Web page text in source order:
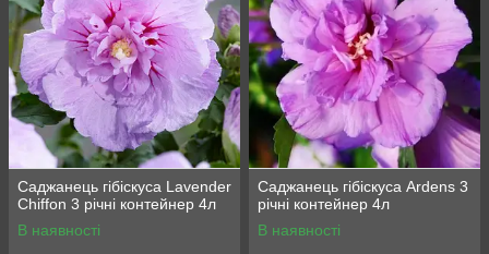
Саджанець гібіскуса Lavender
Chiffon 3 річні контейнер 4л
В наявності
Саджанець гібіскуса Ardens 3
річні контейнер 4л
В наявності